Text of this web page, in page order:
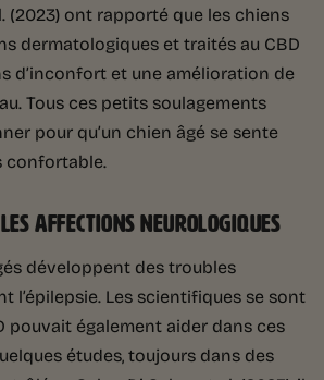
(2023) ont rapporté que les chiens
dermatologiques et traités au CBD
d’inconfort et une amélioration de
Tous ces petits soulagements
pour qu’un chien âgé se sente
confortable.
AFFECTIONS NEUROLOGIQUES
développent des troubles
l’épilepsie. Les scientifiques se sont
pouvait également aider dans ces
études, toujours dans des